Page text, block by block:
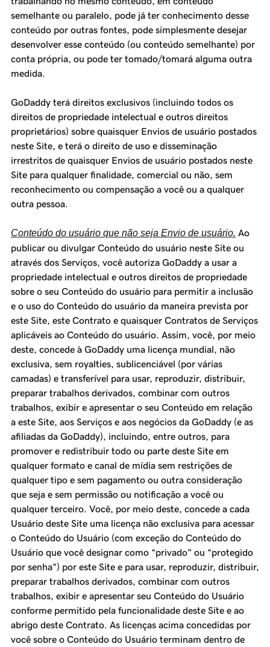
semelhante ou paralelo, pode já ter conhecimento desse
conteúdo por outras fontes, pode simplesmente desejar
desenvolver esse conteúdo (ou conteúdo semelhante) por
conta própria, ou pode ter tomado/tomará alguma outra
medida.
GoDaddy terá direitos exclusivos (incluindo todos os
direitos de propriedade intelectual e outros direitos
proprietários) sobre quaisquer Envios de usuário postados
neste Site, e terá o direito de uso e disseminação
irrestritos de quaisquer Envios de usuário postados neste
Site para qualquer finalidade, comercial ou não, sem
reconhecimento ou compensação a você ou a qualquer
outra pessoa.
Conteúdo do usuário que não seja Envio de usuário. Ao
publicar ou divulgar Conteúdo do usuário neste Site ou
através dos Serviços, você autoriza GoDaddy a usar a
propriedade intelectual e outros direitos de propriedade
sobre o seu Conteúdo do usuário para permitir a inclusão
e o uso do Conteúdo do usuário da maneira prevista por
este Site, este Contrato e quaisquer Contratos de Serviços
aplicáveis ao Conteúdo do usuário. Assim, você, por meio
deste, concede à GoDaddy uma licença mundial, não
exclusiva, sem royalties, sublicenciável (por várias
camadas) e transferível para usar, reproduzir, distribuir,
preparar trabalhos derivados, combinar com outros
trabalhos, exibir e apresentar o seu Conteúdo em relação
a este Site, aos Serviços e aos negócios da GoDaddy (e as
afiliadas da GoDaddy), incluindo, entre outros, para
promover e redistribuir todo ou parte deste Site em
qualquer formato e canal de mídia sem restrições de
qualquer tipo e sem pagamento ou outra consideração
que seja e sem permissão ou notificação a você ou
qualquer terceiro. Você, por meio deste, concede a cada
Usuário deste Site uma licença não exclusiva para acessar
o Conteúdo do Usuário (com exceção do Conteúdo do
Usuário que você designar como “privado” ou “protegido
por senha”) por este Site e para usar, reproduzir, distribuir,
preparar trabalhos derivados, combinar com outros
trabalhos, exibir e apresentar seu Conteúdo do Usuário
conforme permitido pela funcionalidade deste Site e ao
abrigo deste Contrato. As licenças acima concedidas por
você sobre o Conteúdo do Usuário terminam dentro de